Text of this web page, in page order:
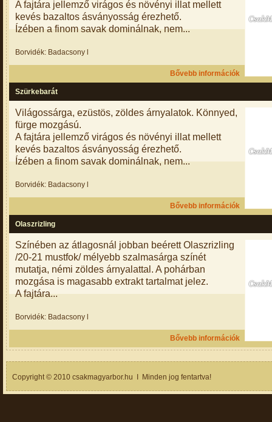
A fajtára jellemző virágos és növényi illat mellett
kevés bazaltos ásványosság érezhető.
Ízében a finom savak dominálnak, nem...
Borvidék: Badacsony l
Bővebb információk
Szürkebarát
Világossárga, ezüstös, zöldes árnyalatok. Könnyed,
fürge mozgású.
A fajtára jellemző virágos és növényi illat mellett
kevés bazaltos ásványosság érezhető.
Ízében a finom savak dominálnak, nem...
Borvidék: Badacsony l
Bővebb információk
Olaszrizling
Színében az átlagosnál jobban beérett Olaszrizling
/20-21 mustfok/ mélyebb szalmasárga színét
mutatja, némi zöldes árnyalattal. A pohárban
mozgása is magasabb extrakt tartalmat jelez.
A fajtára...
Borvidék: Badacsony l
Bővebb információk
Copyright © 2010 csakmagyarbor.hu I Minden jog fentartva!